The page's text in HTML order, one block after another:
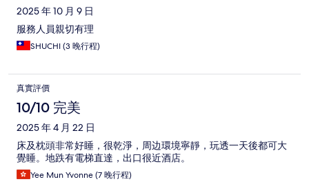
2025 年 10 月 9 日
服務人員親切有理
SHUCHI (3 晚行程)
真實評價
10/10 完美
2025 年 4 月 22 日
床及枕頭非常好睡，很乾淨，周边環境寧靜，玩透一天後都可大
覺睡。地跌有電梯直達，出口很近酒店。
Yee Mun Yvonne (7 晚行程)